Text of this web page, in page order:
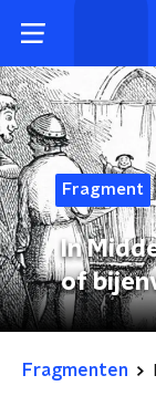
Fragment
In
of
Fragmenten